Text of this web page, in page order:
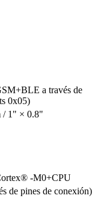
a través de
0x05)
/ 1" × 0.8"
-M0+CPU
de pines de conexión)